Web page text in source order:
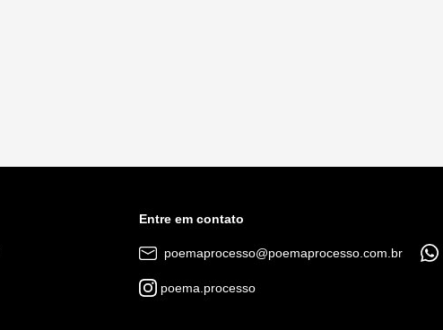
Entre em contato
poemaprocesso@poemaprocesso.com.br
poema.processo